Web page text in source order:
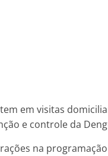
em visitas
e controle da
na